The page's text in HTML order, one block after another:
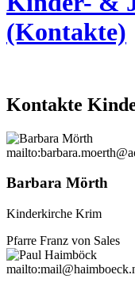
(Kontakte)
Kontakte
Barbara Mörth
Kinderkirche Krim
Pfarre Franz von Sales